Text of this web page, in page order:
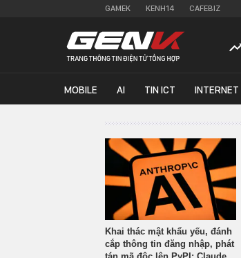
GAMEK KENH14 CAFEBIZ
MOBILE AI TIN ICT INTERNET
Khai thác mật khẩu yếu, đánh
cắp thông tin đăng nhập, phát